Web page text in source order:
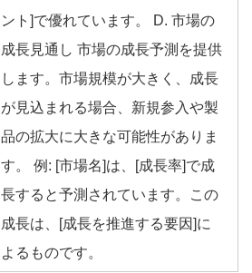
ント]で優れています。 D. 市場の
成長見通し 市場の成長予測を提供
します。市場規模が大きく、成長
が見込まれる場合、新規参入や製
品の拡大に大きな可能性がありま
す。 例: [市場名]は、[成長率]で成
長すると予測されています。この
成長は、[成長を推進する要因]に
よるものです。